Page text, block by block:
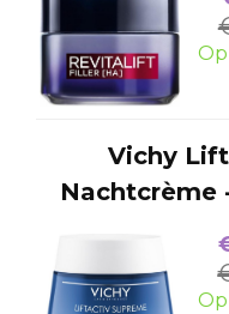
Vichy
Nachtcrème